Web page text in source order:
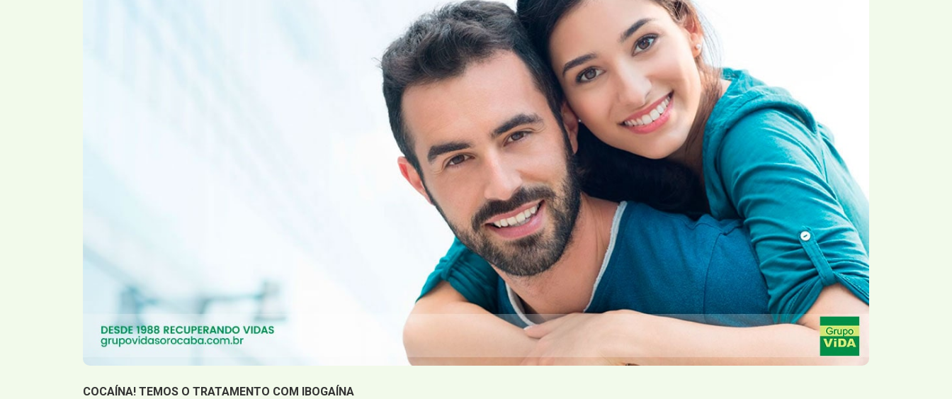
COCAÍNA! TEMOS O TRATAMENTO COM IBOGAÍNA